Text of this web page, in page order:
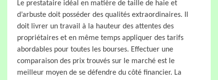
Le prestataire idéal en matière de taille de haie et
d’arbuste doit posséder des qualités extraordinaires. Il
doit livrer un travail à la hauteur des attentes des
propriétaires et en même temps appliquer des tarifs
abordables pour toutes les bourses. Effectuer une
comparaison des prix trouvés sur le marché est le
meilleur moyen de se défendre du côté financier. La